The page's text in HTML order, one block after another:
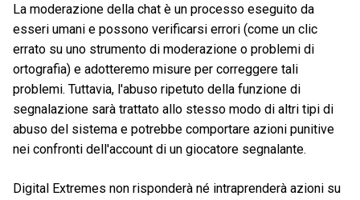
La moderazione della chat è un processo eseguito da
esseri umani e possono verificarsi errori (come un clic
errato su uno strumento di moderazione o problemi di
ortografia) e adotteremo misure per correggere tali
problemi. Tuttavia, l'abuso ripetuto della funzione di
segnalazione sarà trattato allo stesso modo di altri tipi di
abuso del sistema e potrebbe comportare azioni punitive
nei confronti dell'account di un giocatore segnalante.
Digital Extremes non risponderà né intraprenderà azioni su